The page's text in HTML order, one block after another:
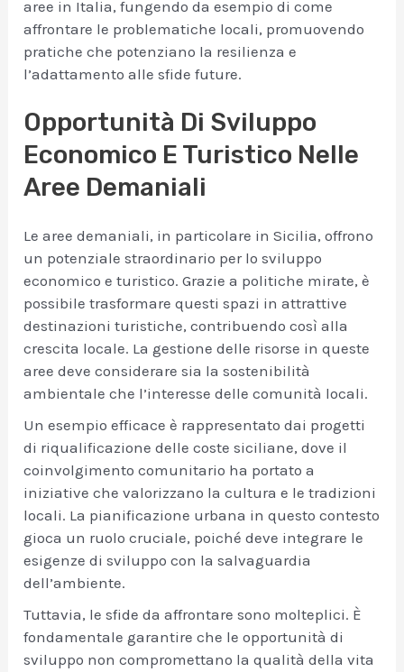
aree in Italia, fungendo da esempio di come
affrontare le problematiche locali, promuovendo
pratiche che potenziano la resilienza e
l’adattamento alle sfide future.
Opportunità Di Sviluppo
Economico E Turistico Nelle
Aree Demaniali
Le aree demaniali, in particolare in Sicilia, offrono
un potenziale straordinario per lo sviluppo
economico e turistico. Grazie a politiche mirate, è
possibile trasformare questi spazi in attrattive
destinazioni turistiche, contribuendo così alla
crescita locale. La gestione delle risorse in queste
aree deve considerare sia la sostenibilità
ambientale che l’interesse delle comunità locali.
Un esempio efficace è rappresentato dai progetti
di riqualificazione delle coste siciliane, dove il
coinvolgimento comunitario ha portato a
iniziative che valorizzano la cultura e le tradizioni
locali. La pianificazione urbana in questo contesto
gioca un ruolo cruciale, poiché deve integrare le
esigenze di sviluppo con la salvaguardia
dell’ambiente.
Tuttavia, le sfide da affrontare sono molteplici. È
fondamentale garantire che le opportunità di
sviluppo non compromettano la qualità della vita